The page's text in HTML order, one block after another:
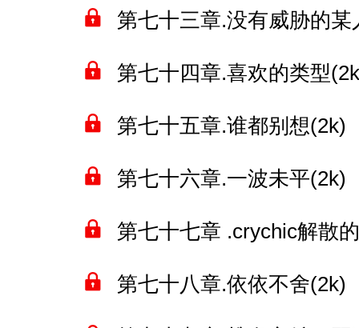
第七十三章.没有威胁的某
第七十四章.喜欢的类型
第七十五章.谁都别想(2k)
第七十六章.一波未平(2k)
第七十七章 .crychic解散
第七十八章.依依不舍(2k)